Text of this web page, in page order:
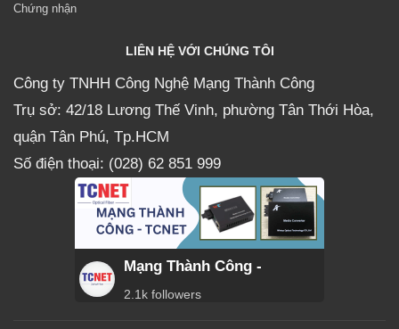
Chứng nhận
LIÊN HỆ VỚI CHÚNG TÔI
Công ty TNHH Công Nghệ Mạng Thành Công
Trụ sở: 42/18 Lương Thế Vinh, phường Tân Thới Hòa,
quận Tân Phú, Tp.HCM
Số điện thoại: (028) 62 851 999
Mạng Thành Công -
2.1k followers